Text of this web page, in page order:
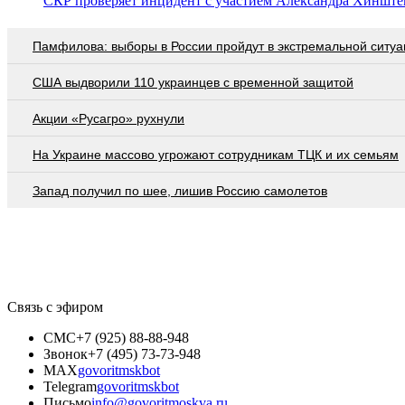
Памфилова: выборы в России пройдут в экстремальной
США выдворили 110 украинцев с временной защитой
Акции «Русагро» рухнули
На Украине массово угрожают сотрудникам ТЦК и их семьям
Запад получил по шее, лишив Россию самолетов
Связь с эфиром
СМС+7 (925) 88-88-948
Звонок+7 (495) 73-73-948
MAXgovoritmskbot
Telegramgovoritmskbot